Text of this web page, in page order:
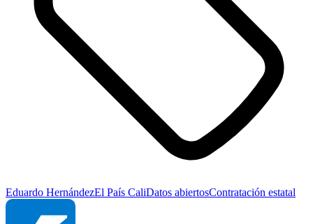
Eduardo HernándezEl País CaliDatos abiertosContratación estatal